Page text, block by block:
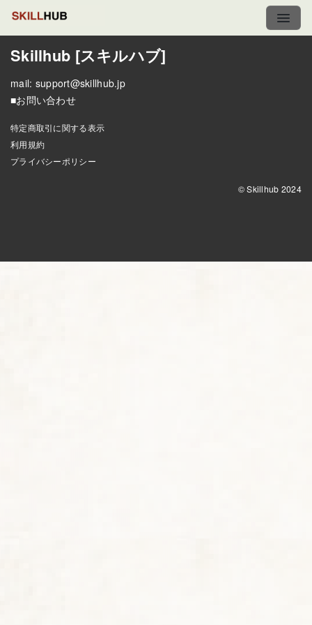
Skillhub [スキルハブ]
mail: support@skillhub.jp
■お問い合わせ
特定商取引に関する表示
利用規約
プライバシーポリシー
© Skillhub 2024